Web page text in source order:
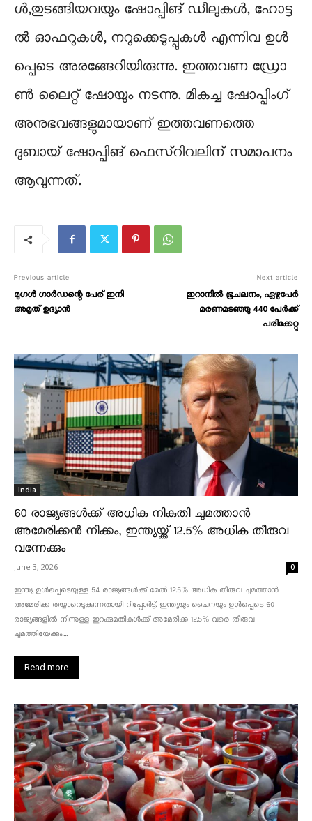
ൾ,തുടങ്ങിയവയും ഷോ​പ്പി​ങ്​ ഡീ​ലു​ക​ൾ, ഹോ​ട്ട​
ൽ ഓ​ഫ​റു​ക​ൾ, ന​റു​ക്കെ​ടു​പ്പു​ക​ൾ എ​ന്നി​വ ഉ​ൾ​
പ്പെ​ടെ അ​ര​ങ്ങേ​റി​യി​രു​ന്നു. ഇ​ത്ത​വ​ണ ഡ്രോ​
ൺ​​ ലൈ​റ്റ്​ ഷോ​യും ന​ട​ന്നു. മികച്ച ഷോപ്പിംഗ്
അനുഭവങ്ങളുമായാണ് ഇത്തവണത്തെ
ദുബായ് ഷോപ്പിങ് ഫെസ്റിവലിന് സമാപനം
ആവുന്നത്.
Previous article
മുഗൾ ഗാർഡന്റെ പേര് ഇനി
അമൃത് ഉദ്യാൻ
Next article
ഇറാനിൽ ഭൂചലനം, ഏഴുപേർ
മരണമടഞ്ഞു 440 പേർക്ക്
പരിക്കേറ്റു
India
60 രാജ്യങ്ങൾക്ക് അധിക നികുതി ചുമത്താൻ
അമേരിക്കൻ നീക്കം, ഇന്ത്യയ്ക്ക് 12.5% അധിക തീരുവ
വന്നേക്കും
June 3, 2026 0
ഇന്ത്യ ഉൾപ്പെടെയുള്ള 54 രാജ്യങ്ങൾക്ക് മേൽ 12.5% അധിക തീരുവ ചുമത്താൻ
അമേരിക്ക തയ്യാറെടുക്കുന്നതായി റിപ്പോർട്ട്. ഇന്ത്യയും ചൈനയും ഉൾപ്പെടെ 60
രാജ്യങ്ങളിൽ നിന്നുള്ള ഇറക്കുമതികൾക്ക് അമേരിക്ക 12.5% ​​വരെ തീരുവ
ചുമത്തിയേക്കും....
Read more